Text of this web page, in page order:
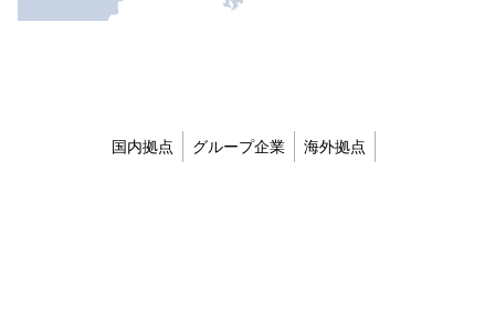
国内拠点 グループ企業 海外拠点